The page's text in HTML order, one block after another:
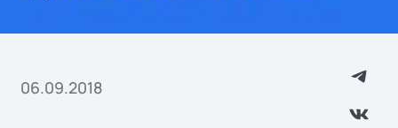
06.09.2018